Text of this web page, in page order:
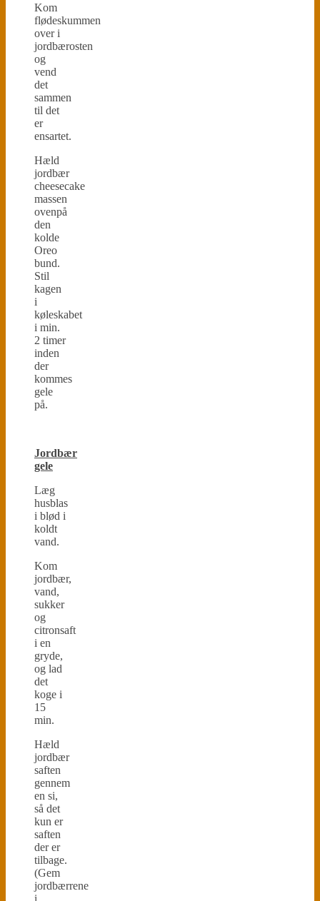
Kom
flødeskummen
over i
jordbærosten
og
vend
det
sammen
til det
er
ensartet.
Hæld
jordbær
cheesecake
massen
ovenpå
den
kolde
Oreo
bund.
Stil
kagen
i
køleskabet
i min.
2 timer
inden
der
kommes
gele
på.
Jordbær
gele
Læg
husblas
i blød i
koldt
vand.
Kom
jordbær,
vand,
sukker
og
citronsaft
i en
gryde,
og lad
det
koge i
15
min.
Hæld
jordbær
saften
gennem
en si,
så det
kun er
saften
der er
tilbage.
(Gem
jordbærrene
i